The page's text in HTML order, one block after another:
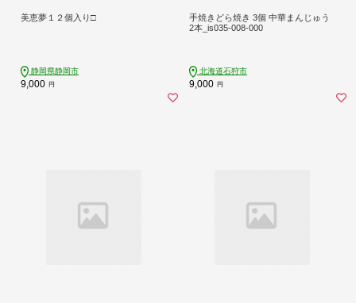
美恵夢１２個入り□
静岡県静岡市
9,000 円
手焼きどら焼き 3個 中華まんじゅう
2本_is035-008-000
北海道石狩市
9,000 円